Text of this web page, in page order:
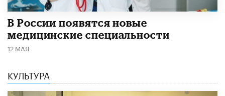
В России появятся новые
медицинские специальности
12 МАЯ
КУЛЬТУРА